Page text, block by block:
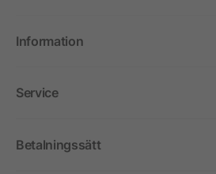
Information
Service
Betalningssätt